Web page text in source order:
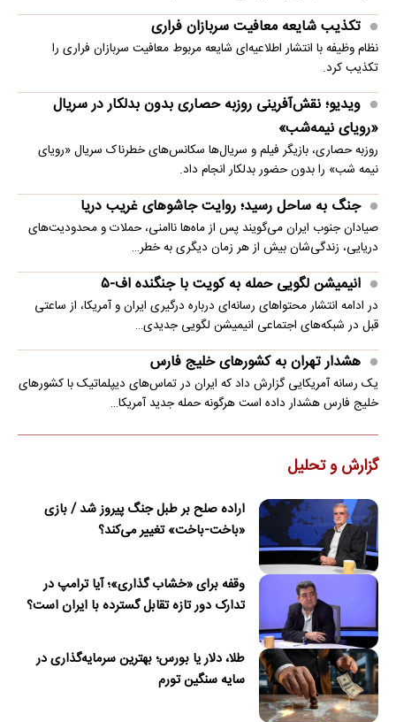
تکذیب شایعه معافیت سربازان فراری
نظام وظیفه با انتشار اطلاعیه‌ای شایعه مربوط معافیت سربازان فراری را
تکذیب کرد.
ویدیو؛ نقش‌آفرینی روزبه حصاری بدون بدلکار در سریال
«رویای نیمه‌شب»
روزبه حصاری، بازیگر فیلم و سریال‌ها سکانس‌های خطرناک سریال «رویای
نیمه شب» را بدون حضور بدلکار انجام داد.
جنگ به ساحل رسید؛ روایت جاشوهای غریب دریا
صیادان جنوب ایران می‌گویند پس از ماه‌ها ناامنی، حملات و محدودیت‌های
دریایی، زندگی‌شان بیش از هر زمان دیگری به خطر…
انیمیشن لگویی حمله به کویت با جنگنده اف-۵
در ادامه انتشار محتواهای رسانه‌ای درباره درگیری ایران و آمریکا، از ساعتی
قبل در شبکه‌های اجتماعی انیمیشن لگویی جدیدی…
هشدار تهران به کشورهای خلیج فارس
یک رسانه آمریکایی گزارش داد که ایران در تماس‌های دیپلماتیک با کشورهای
خلیج فارس هشدار داده است هرگونه حمله جدید آمریکا…
گزارش و تحلیل
اراده صلح بر طبل جنگ پیروز شد / بازی
«باخت-باخت» تغییر می‌کند؟
وقفه برای «خشاب گذاری»؛ آیا ترامپ در
تدارک دور تازه تقابل گسترده با ایران است؟
طلا، دلار یا بورس؛ بهترین سرمایه‌گذاری در
سایه سنگین تورم